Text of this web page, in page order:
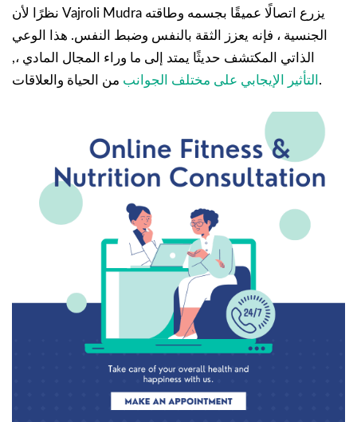
نظرًا لأن Vajroli Mudra يزرع اتصالًا عميقًا بجسمه وطاقته
الجنسية ، فإنه يعزز الثقة بالنفس وضبط النفس. هذا الوعي
الذاتي المكتشف حديثًا يمتد إلى ما وراء المجال المادي ،,
التأثير الإيجابي على مختلف الجوانب من الحياة والعلاقات.